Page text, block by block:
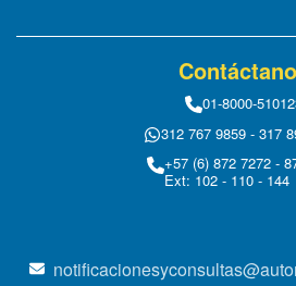
01-8000-
312 767 9859 - 317
+57 (6) 872 7272 -
Ext: 102 - 110 - 144